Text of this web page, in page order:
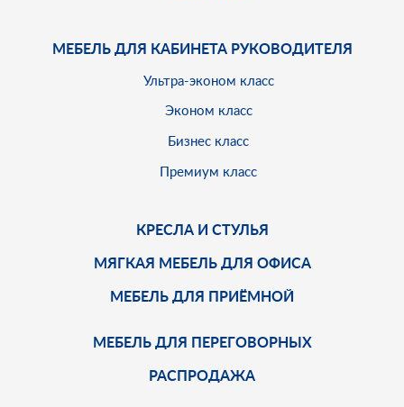
МЕБЕЛЬ ДЛЯ КАБИНЕТА РУКОВОДИТЕЛЯ
Ультра-эконом класс
Эконом класс
Бизнес класс
Премиум класс
КРЕСЛА И СТУЛЬЯ
МЯГКАЯ МЕБЕЛЬ ДЛЯ ОФИСА
МЕБЕЛЬ ДЛЯ ПРИЁМНОЙ
МЕБЕЛЬ ДЛЯ ПЕРЕГОВОРНЫХ
РАСПРОДАЖА